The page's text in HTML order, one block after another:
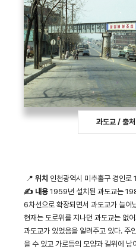
과도교 / 출
📍 위치 인천광역시 미추홀구 경인로
✍ 내용 1959년 설치된 과도교는
6차선으로 확장되면서 과도교가 늘
현재는 도로위를 지나던 과도교는 없
과도교가 있었음을 알려주고 있다. 주
을 수 있고 가로등의 모양과 길위에